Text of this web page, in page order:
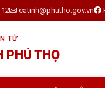
catinh@phutho.gov.vn
TỬ
PHÚ THỌ